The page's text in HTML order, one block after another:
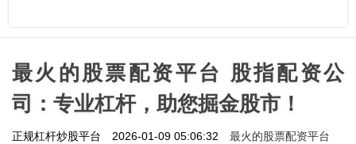
最火的股票配资平台 股指配资公
司：专业杠杆，助您掘金股市！
正规杠杆炒股平台 2026-01-09 05:06:32 最火的股票配资平台